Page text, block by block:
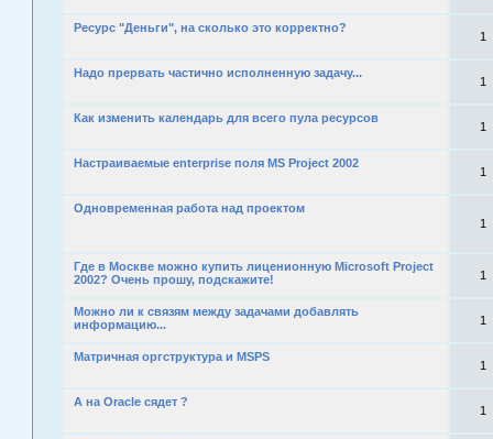
Ресурс "Деньги", на сколько это корректно?
1
Надо прервать частично исполненную задачу...
1
Как изменить календарь для всего пула ресурсов
1
Настраиваемые enterprise поля MS Project 2002
1
Одновременная работа над проектом
1
Где в Москве можно купить лиценионную Microsoft Project
2002? Очень прошу, подскажите!
1
Можно ли к связям между задачами добавлять
информацию...
1
Матричная оргструктура и MSPS
1
А на Oracle сядет ?
1